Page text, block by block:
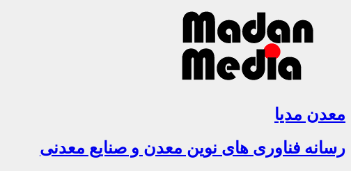
معدن مدیا
رسانه فناوری های نوین معدن و صنایع معدنی